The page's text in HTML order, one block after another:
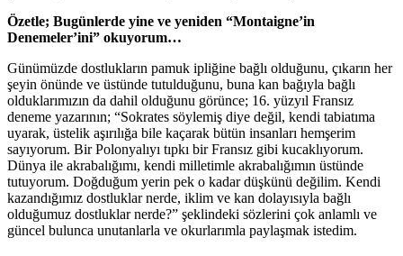
Özetle; Bugünlerde yine ve yeniden “Montaigne’in
Denemeler’ini” okuyorum…
Günümüzde dostlukların pamuk ipliğine bağlı olduğunu, çıkarın her
şeyin önünde ve üstünde tutulduğunu, buna kan bağıyla bağlı
olduklarımızın da dahil olduğunu görünce; 16. yüzyıl Fransız
deneme yazarının; “Sokrates söylemiş diye değil, kendi tabiatıma
uyarak, üstelik aşırılığa bile kaçarak bütün insanları hemşerim
sayıyorum. Bir Polonyalıyı tıpkı bir Fransız gibi kucaklıyorum.
Dünya ile akrabalığımı, kendi milletimle akrabalığımın üstünde
tutuyorum. Doğduğum yerin pek o kadar düşkünü değilim. Kendi
kazandığımız dostluklar nerde, iklim ve kan dolayısıyla bağlı
olduğumuz dostluklar nerde?” şeklindeki sözlerini çok anlamlı ve
güncel bulunca unutanlarla ve okurlarımla paylaşmak istedim.